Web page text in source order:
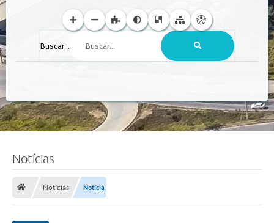
Buscar...
Notícias
Notícias Notícia